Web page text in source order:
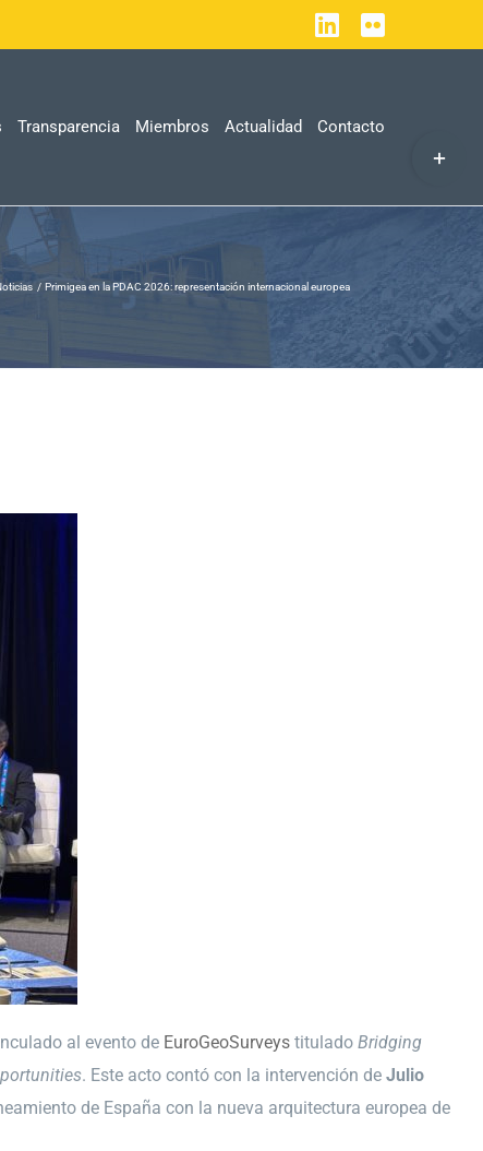
LinkedIn
Flickr
Transparencia Miembros Actualidad Contacto
Primigea en la PDAC 2026: representación internacional europea
al evento de EuroGeoSurveys titulado Bridging
. Este acto contó con la intervención de Julio
de España con la nueva arquitectura europea de
Bar